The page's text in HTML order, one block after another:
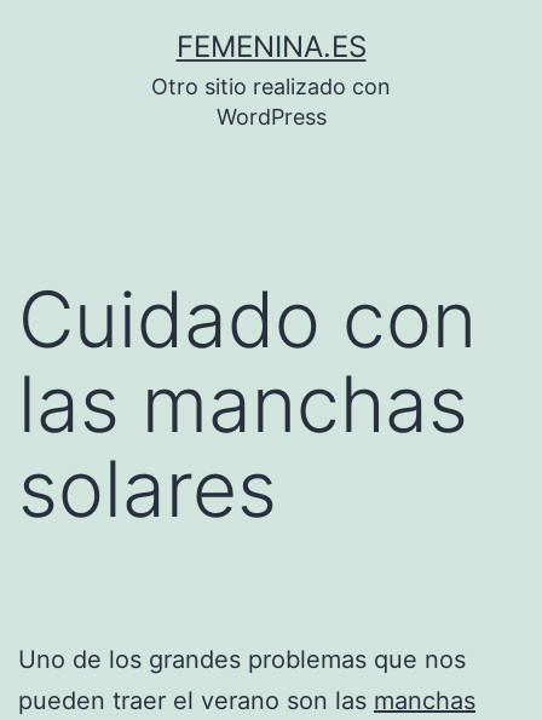
FEMENINA.ES
Otro sitio realizado con
WordPress
Cuidado con
las manchas
solares
Uno de los grandes problemas que nos
pueden traer el verano son las manchas